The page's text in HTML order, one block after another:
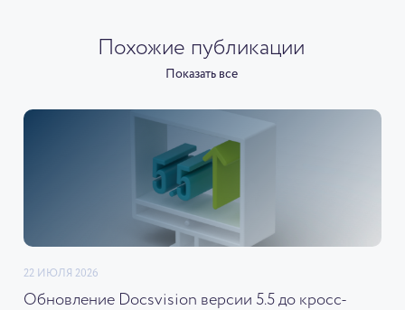
Похожие публикации
Показать все
22 ИЮЛЯ 2026
Обновление Docsvision версии 5.5 до кросс-